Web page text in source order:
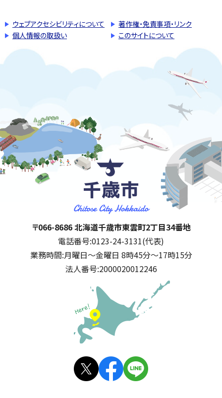
ウェブアクセシビリティについて
著作権・免責事項・リンク
個人情報の取扱い
このサイトについて
千歳市
住所:
〒066-8686 北海道千歳市東雲町2丁目34番地
電話番号:0123-24-3131(代表)
業務時間:月曜日～金曜日 8時45分～17時15分
法人番号:2000020012246
公式SNS